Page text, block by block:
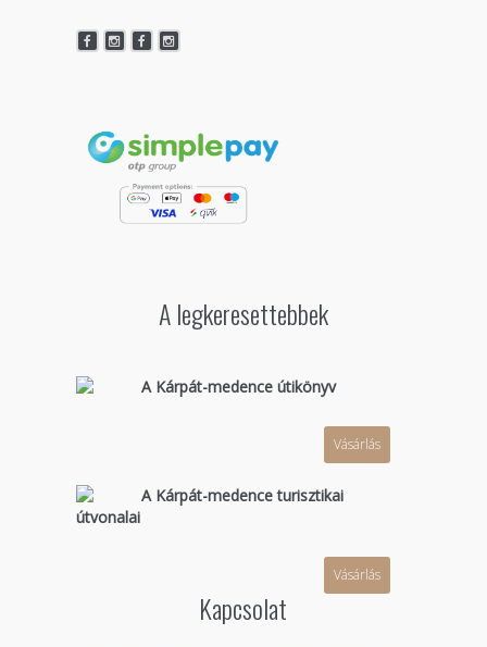
A legkeresettebbek
A Kárpát-medence útikönyv
Vásárlás
A Kárpát-medence turisztikai
útvonalai
Vásárlás
Kapcsolat